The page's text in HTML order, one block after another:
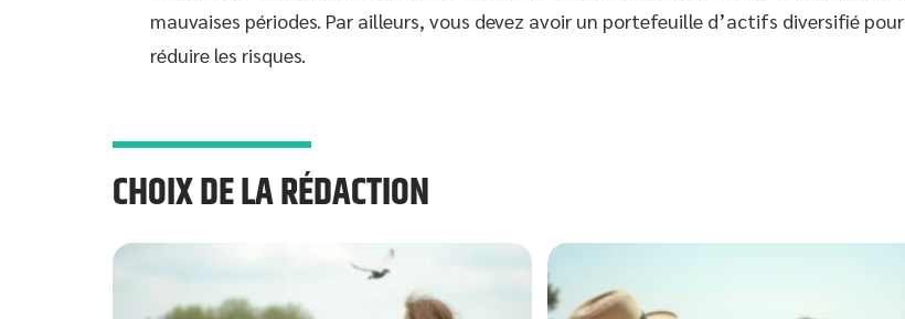
mauvaises périodes. Par ailleurs, vous devez avoir un portefeuille d’actifs diversifié pour
réduire les risques.
CHOIX DE LA RÉDACTION